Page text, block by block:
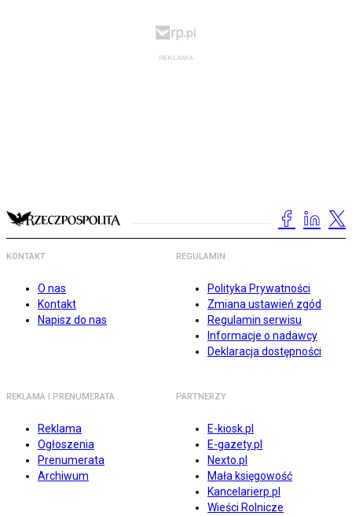
KONTAKT
O nas
Kontakt
Napisz do nas
REGULAMIN
Polityka Prywatności
Zmiana ustawień zgód
Regulamin serwisu
Informacje o nadawcy
Deklaracja dostępności
REKLAMA I PRENUMERATA
Reklama
Ogłoszenia
Prenumerata
Archiwum
PARTNERZY
E-kiosk.pl
E-gazety.pl
Nexto.pl
Mała księgowość
Kancelarierp.pl
Wieści Rolnicze